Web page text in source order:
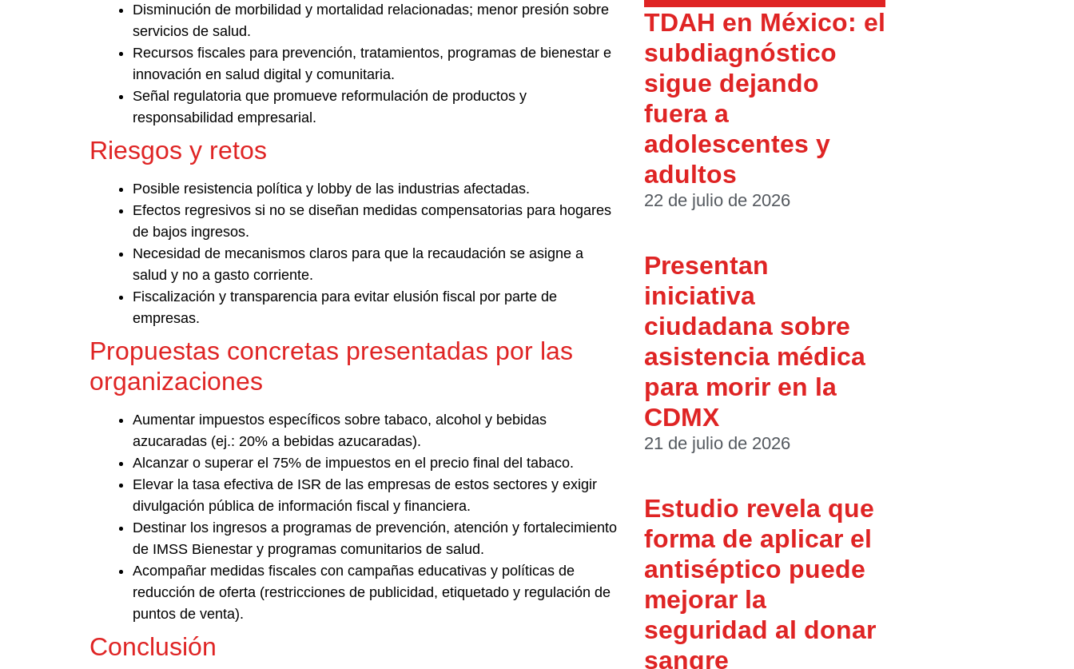
Disminución de morbilidad y mortalidad relacionadas; menor presión sobre
servicios de salud.
Recursos fiscales para prevención, tratamientos, programas de bienestar e
innovación en salud digital y comunitaria.
Señal regulatoria que promueve reformulación de productos y
responsabilidad empresarial.
Riesgos y retos
Posible resistencia política y lobby de las industrias afectadas.
Efectos regresivos si no se diseñan medidas compensatorias para hogares
de bajos ingresos.
Necesidad de mecanismos claros para que la recaudación se asigne a
salud y no a gasto corriente.
Fiscalización y transparencia para evitar elusión fiscal por parte de
empresas.
Propuestas concretas presentadas por las
organizaciones
Aumentar impuestos específicos sobre tabaco, alcohol y bebidas
azucaradas (ej.: 20% a bebidas azucaradas).
Alcanzar o superar el 75% de impuestos en el precio final del tabaco.
Elevar la tasa efectiva de ISR de las empresas de estos sectores y exigir
divulgación pública de información fiscal y financiera.
Destinar los ingresos a programas de prevención, atención y fortalecimiento
de IMSS Bienestar y programas comunitarios de salud.
Acompañar medidas fiscales con campañas educativas y políticas de
reducción de oferta (restricciones de publicidad, etiquetado y regulación de
puntos de venta).
Conclusión
TDAH en México: el
subdiagnóstico
sigue dejando
fuera a
adolescentes y
adultos
22 de julio de 2026
Presentan
iniciativa
ciudadana sobre
asistencia médica
para morir en la
CDMX
21 de julio de 2026
Estudio revela que
forma de aplicar el
antiséptico puede
mejorar la
seguridad al donar
sangre